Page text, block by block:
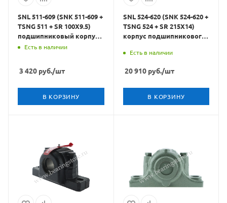
SNL 511-609 (SNK 511-609 +
TSNG 511 + SR 100X9.5)
подшипниковый корпус
CRAFT BEARINGS
Есть в наличии
3 420 руб./шт
В КОРЗИНУ
SNL 524-620 (SNK 524-620 +
TSNG 524 + SR 215X14)
корпус подшипникового
Есть в наличии
20 910руб./шт
В КОРЗИНУ